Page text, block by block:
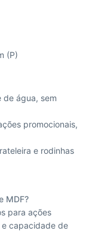
(P)
de água, sem
promocionais,
e rodinhas
MDF?
para ações
e capacidade de